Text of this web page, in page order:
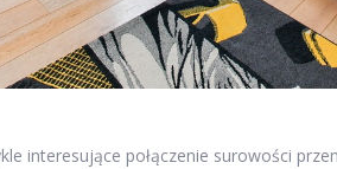
interesujące połączenie surowości